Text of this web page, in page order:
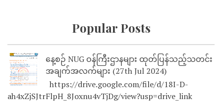
Popular Posts
နေ့စဉ် NUG ဝန်ကြီးဌာနများ ထုတ်ပြန်သည့်သတင်း
အချက်အလက်များ (27th Jul 2024)
https://drive.google.com/file/d/18I-D-
ah4xZjSJtrFlpH_8Joxnu4vTjDg/view?usp=drive_link